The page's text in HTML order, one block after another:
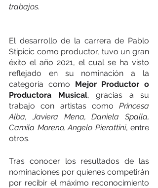
trabajos.
El desarrollo de la carrera de Pablo
Stipicic como productor, tuvo un gran
éxito el año 2021, el cual se ha visto
reflejado en su nominación a la
categoría como Mejor Productor o
Productora Musical, gracias a su
trabajo con artistas como Princesa
Alba, Javiera Mena, Daniela Spalla,
Camila Moreno, Angelo Pierattini, entre
otros.
Tras conocer los resultados de las
nominaciones por quienes competirán
por recibir el máximo reconocimiento